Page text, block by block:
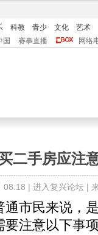
科教 青少 文化
艺术
国 赛事直播 网络
二手房应注
08:18 | 进入复兴论坛|
市民来说，
要注意以下事